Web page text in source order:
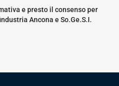
e presto il consenso per
Ancona e So.Ge.S.I.